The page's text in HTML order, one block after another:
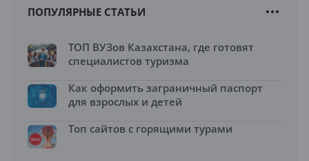
ПОПУЛЯРНЫЕ СТАТЬИ
ТОП ВУЗов Казахстана, где готовят
специалистов туризма
Как оформить заграничный паспорт
для взрослых и детей
Топ сайтов с горящими турами